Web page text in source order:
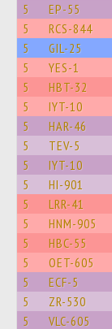
5 EP-55
5 RCS-844
5 GIL-25
5 YES-1
5 HBT-32
5 IYT-10
5 HAR-46
5 TEV-5
5 IYT-10
5 HI-901
5 LRR-41
5 HNM-905
5 HBC-55
5 OET-605
5 ECF-5
5 ZR-530
5 VLC-605